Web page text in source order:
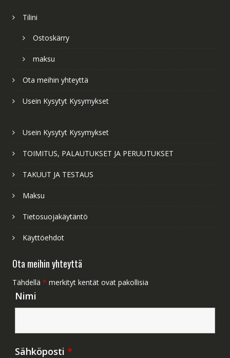
Tilini
Ostoskärry
maksu
Ota meihin yhteyttä
Usein Kysytyt Kysymykset
Usein Kysytyt Kysymykset
TOIMITUS, PALAUTUKSET JA PERUUTUKSET
TAKUUT JA TESTAUS
Maksu
Tietosuojakäytäntö
Käyttöehdot
Ota meihin yhteyttä
Tähdellä * merkityt kentät ovat pakollisia
Nimi
Sähköposti *